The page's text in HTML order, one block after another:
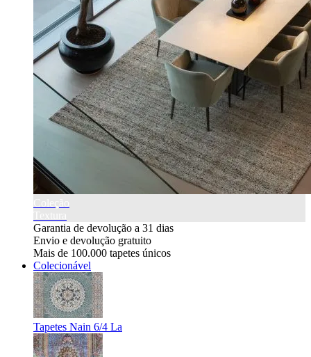
Garantia de devolução a 31 dias
Envio e devolução gratuito
Mais de 100.000 tapetes únicos
Colecionável
Tapetes Nain 6/4 La